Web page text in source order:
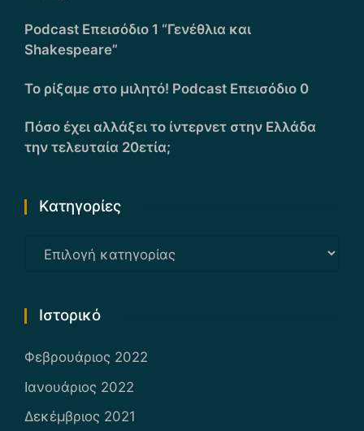
Podcast Επεισόδιο 1 “Γενέθλια και
Shakespeare”
Το ρίξαμε στο μιλητό! Podcast Επεισόδιο 0
Πόσο έχει αλλάξει το ίντερνετ στην Ελλάδα
την τελευταία 20ετία;
Kατηγορίες
Kατηγορίες
Ιστορικό
Φεβρουάριος 2022
Ιανουάριος 2022
Δεκέμβριος 2021